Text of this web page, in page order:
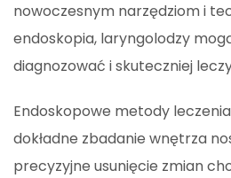
nowoczesnym narzędziom i
endoskopia, laryngolodzy
diagnozować i skuteczniej
Endoskopowe metody
dokładne zbadanie wnętrza
precyzyjne usunięcie zmian